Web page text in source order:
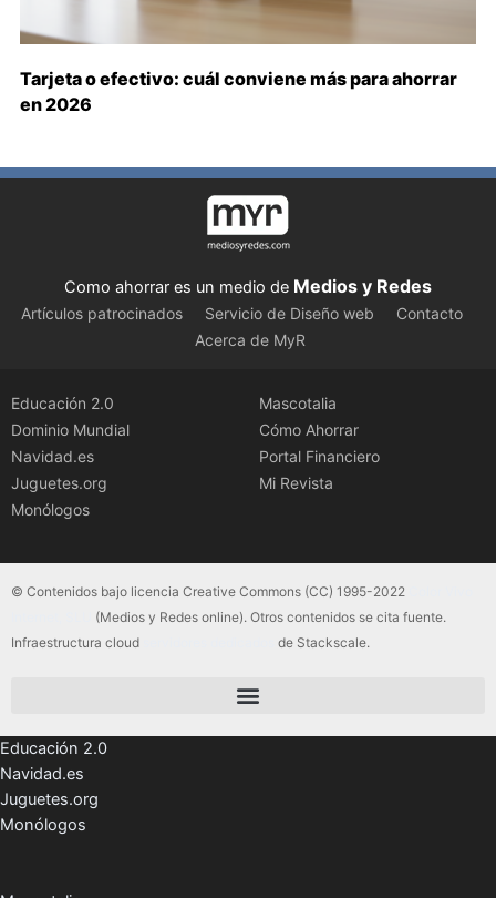
Tarjeta o efectivo: cuál conviene más para ahorrar
en 2026
Como ahorrar es un medio de Medios y Redes
Artículos patrocinados Servicio de Diseño web
Contacto
Acerca de MyR
Educación 2.0
Dominio Mundial
Navidad.es
Juguetes.org
Monólogos
Mascotalia
Cómo Ahorrar
Portal Financiero
Mi Revista
© Contenidos bajo licencia Creative Commons (CC) 1995-2022
(Medios y Redes online). Otros contenidos se cita fuente.
Infraestructura cloud
de Stackscale.
Educación 2.0
Navidad.es
Juguetes.org
Monólogos